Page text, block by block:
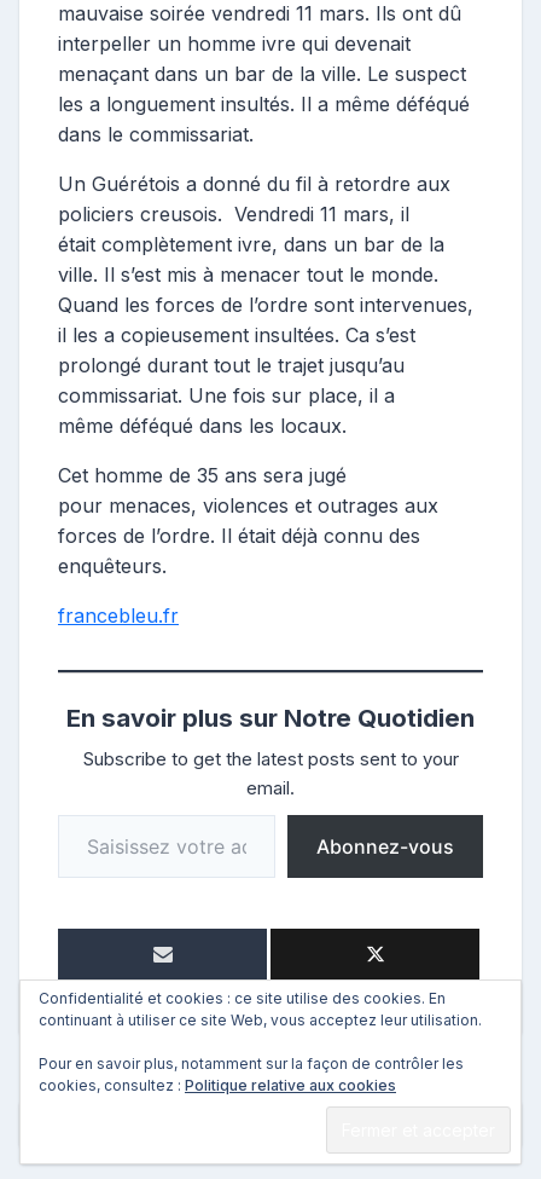
mauvaise soirée vendredi 11 mars. Ils ont dû
interpeller un homme ivre qui devenait
menaçant dans un bar de la ville. Le suspect
les a longuement insultés. Il a même déféqué
dans le commissariat.
Un Guérétois a donné du fil à retordre aux
policiers creusois. Vendredi 11 mars, il
était complètement ivre, dans un bar de la
ville. Il s’est mis à menacer tout le monde.
Quand les forces de l’ordre sont intervenues,
il les a copieusement insultées. Ca s’est
prolongé durant tout le trajet jusqu’au
commissariat. Une fois sur place, il a
même déféqué dans les locaux.
Cet homme de 35 ans sera jugé
pour menaces, violences et outrages aux
forces de l’ordre. Il était déjà connu des
enquêteurs.
francebleu.fr
En savoir plus sur Notre Quotidien
Subscribe to get the latest posts sent to your
email.
Saisissez votre adresse e-mail…
Abonnez-vous
Confidentialité et cookies : ce site utilise des cookies. En
continuant à utiliser ce site Web, vous acceptez leur utilisation.
Pour en savoir plus, notamment sur la façon de contrôler les
cookies, consultez : Politique relative aux cookies